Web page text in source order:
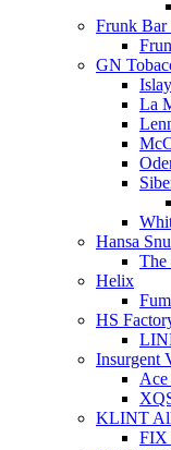
Frunk Bar
GN
La
Hansa
The
Helix
HS
Insurgent
Ace
KLINT
FIX